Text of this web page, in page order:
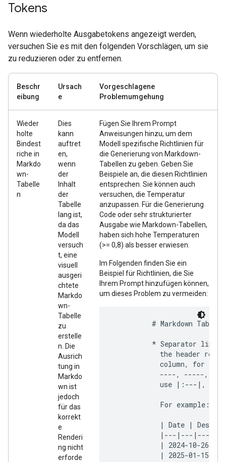
Tokens
Wenn wiederholte Ausgabetokens angezeigt werden,
versuchen Sie es mit den folgenden Vorschlägen, um sie
zu reduzieren oder zu entfernen.
Beschr
eibung
Ursach
e
Vorgeschlagene
Problemumgehung
Wieder
holte
Bindest
riche in
Markdo
wn-
Tabelle
n
Dies
kann
auftret
en,
wenn
der
Inhalt
der
Tabelle
lang ist,
da das
Modell
versuch
t, eine
visuell
ausgeri
chtete
Markdo
wn-
Tabelle
zu
erstelle
n. Die
Ausrich
tung in
Markdo
wn ist
jedoch
für das
korrekt
e
Renderi
ng nicht
erforde
Fügen Sie Ihrem Prompt
Anweisungen hinzu, um dem
Modell spezifische Richtlinien für
die Generierung von Markdown-
Tabellen zu geben. Geben Sie
Beispiele an, die diesen Richtlinien
entsprechen. Sie können auch
versuchen, die Temperatur
anzupassen. Für die Generierung
Code oder sehr strukturierter
Ausgabe wie Markdown-Tabellen,
haben sich hohe Temperaturen
(>= 0,8) als besser erwiesen.
Im Folgenden finden Sie ein
Beispiel für Richtlinien, die Sie
Ihrem Prompt hinzufügen können,
um dieses Problem zu vermeiden:
# Markdown Table
* Separator line:
the header row.
column, for
----, -----,
use |:---|,
            For example:
| Date |
            |---|---|---|
| 2024-10-26 |
| 2025-01-15 |